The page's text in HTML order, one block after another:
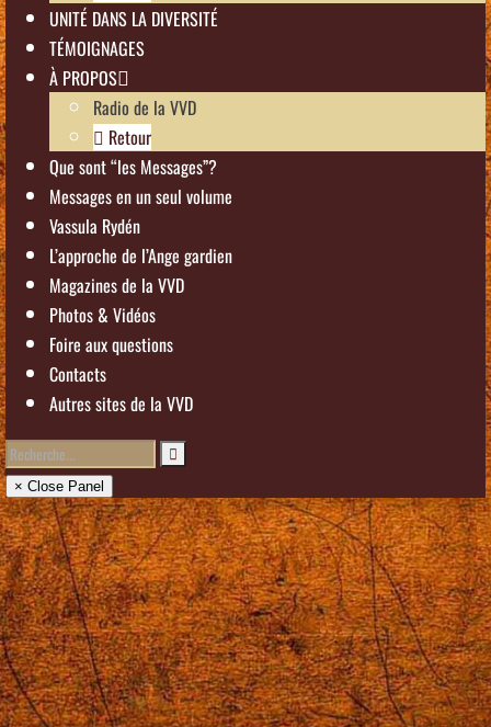
UNITÉ DANS LA DIVERSITÉ
TÉMOIGNAGES
À PROPOS
Radio de la VVD
Retour
Que sont “les Messages”?
Messages en un seul volume
Vassula Rydén
L’approche de l’Ange gardien
Magazines de la VVD
Photos & Vidéos
Foire aux questions
Contacts
Autres sites de la VVD
× Close Panel